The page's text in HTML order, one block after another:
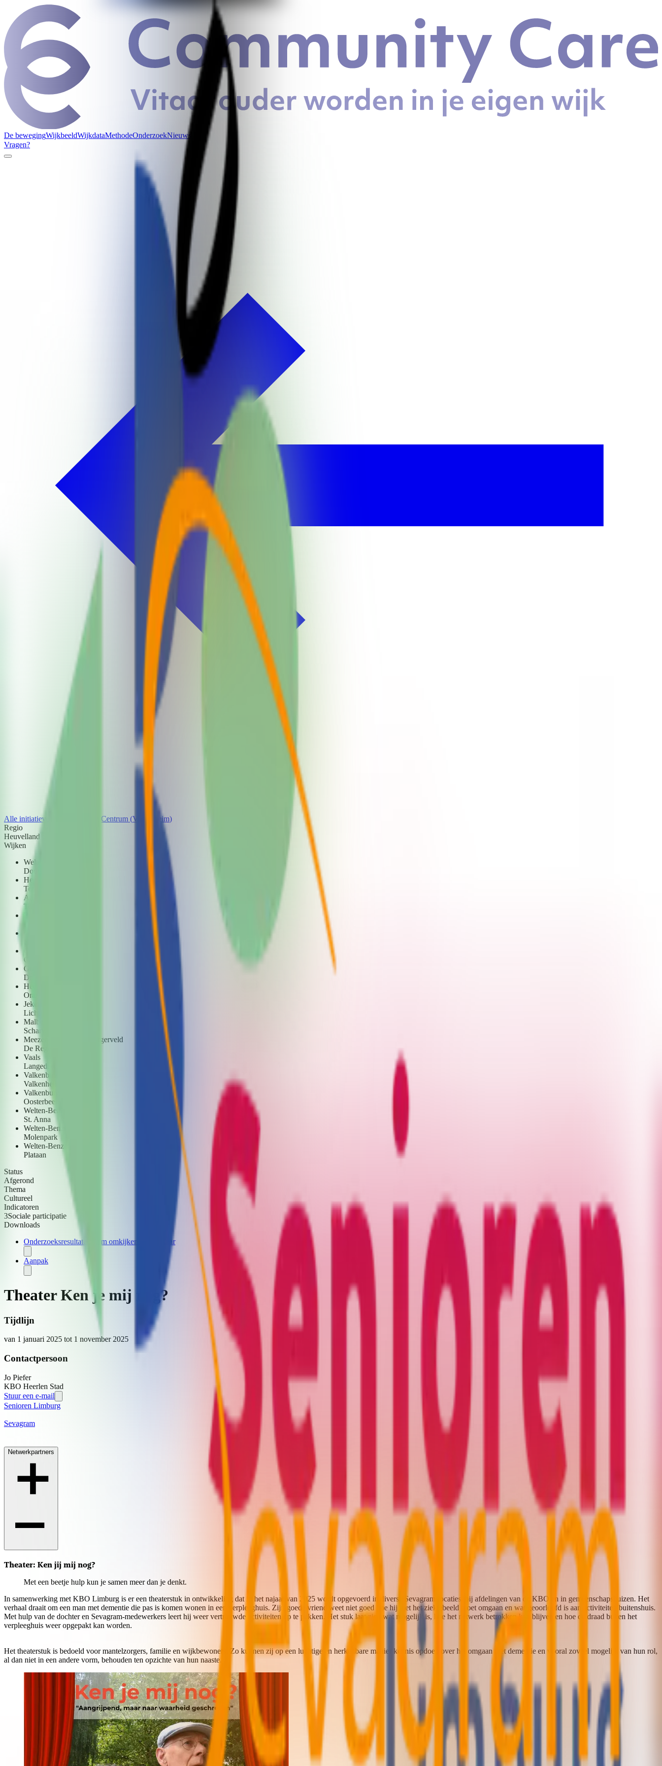
De bewegingWijkbeeldWijkdataMethodeOnderzoekNieuws
Vragen?
Alle initiatieven in Valkenburg Centrum (Valkenheim)
Regio
Heuvelland
Wijken
Welten-Benzenrade
Douvenrade
Heerlerheide
Ter Eyck
Aarveld - Bekkerveld
Tobias
Campagne
Gulpen centrum
Dr. Ackenshuis
Heerlerbaan
Oranjehof
Jekerkwartier
Licht & Liefde
Malberg
Scharwyerveld
Meezenbroek-Schaesbergerveld
De Regenboog
Vaals
Langedael
Valkenburg Centrum
Valkenheim
Valkenburg Centrum
Oosterbeemd
Welten-Benzenrade
St. Anna
Welten-Benzenrade
Molenpark
Welten-Benzenrade
Plataan
Status
Afgerond
Thema
Cultureel
Indicatoren
3Sociale participatie
Downloads
Onderzoeksresultaten Film omkijken naar Elkaar
Aanpak
Theater Ken je mij nog?
Tijdlijn
van 1 januari 2025 tot 1 november 2025
Contactpersoon
Jo Piefer
KBO Heerlen Stad
Stuur een e-mail
Senioren Limburg
Sevagram
Netwerkpartners
Theater: Ken jij mij nog?
Met een beetje hulp kun je samen meer dan je denkt.
In samenwerking met KBO Limburg is er een theaterstuk in ontwikkeling dat in het najaar van 2025 wordt opgevoerd in diverse Sevagram-locaties, bij afdelingen van de KBO en in gemeenschapshuizen. Het
verhaal draait om een man met dementie die pas is komen wonen in een verpleeghuis. Zijn goede vriend weet niet goed hoe hij met het ziektebeeld moet omgaan en wat geoorloofd is aan activiteiten buitenshuis.
Met hulp van de dochter en Sevagram-medewerkers leert hij weer vertrouwde activiteiten op te pakken. Het stuk laat zien wat mogelijk is, hoe het netwerk betrokken kan blijven en hoe de draad buiten het
verpleeghuis weer opgepakt kan worden.
Het theaterstuk is bedoeld voor mantelzorgers, familie en wijkbewoners. Zo kunnen zij op een luchtige en herkenbare manier kennis opdoen over het omgaan met dementie en vooral zoveel mogelijk van hun rol,
al dan niet in een andere vorm, behouden ten opzichte van hun naaste.